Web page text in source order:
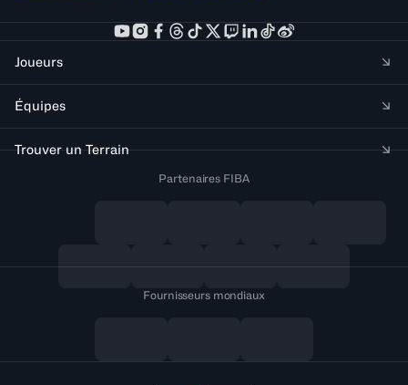
Joueurs
Équipes
Trouver un Terrain
Partenaires FIBA
Fournisseurs mondiaux